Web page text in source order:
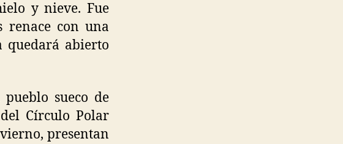
y nieve. Fue
renace con una
quedará abierto
sueco de
Círculo Polar
presentan